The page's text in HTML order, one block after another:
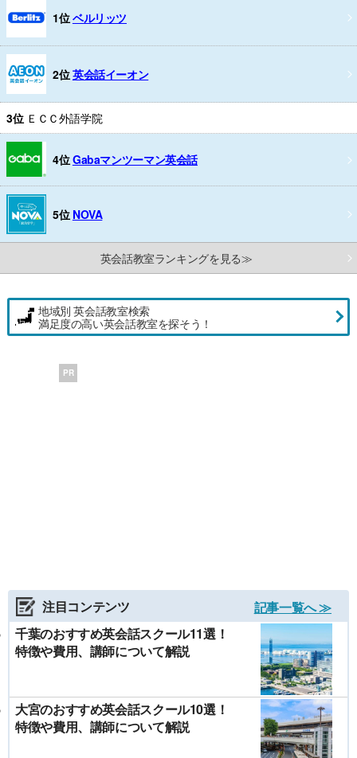
1位ベルリッツ
2位英会話イーオン
3位 ＥＣＣ外語学院
4位Gabaマンツーマン英会話
5位 NOVA
英会話教室ランキングを見る≫
地域別 英会話教室検索
満足度の高い英会話教室を探そう！
PR
注目コンテンツ
記事一覧へ ≫
千葉のおすすめ英会話スクール11選！
特徴や費用、講師について解説
大宮のおすすめ英会話スクール10選！
特徴や費用、講師について解説